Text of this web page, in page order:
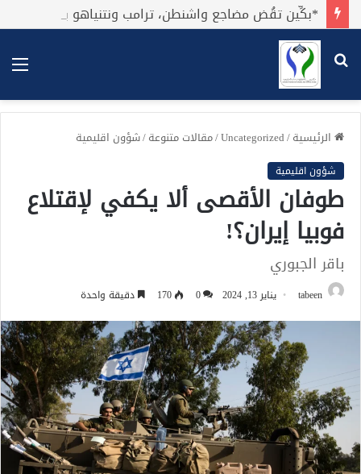
بحث
عن
الرئيسية/
Uncategorized
/مقالات متنوعة/شؤون اقليمية
شؤون اقليمية
طوفان الأقصى ألا يكفي لإقتلاع
فوبيا إيران؟!
باقر الجبوري
tabeen يناير 13, 2024 0
170 دقيقة واحدة